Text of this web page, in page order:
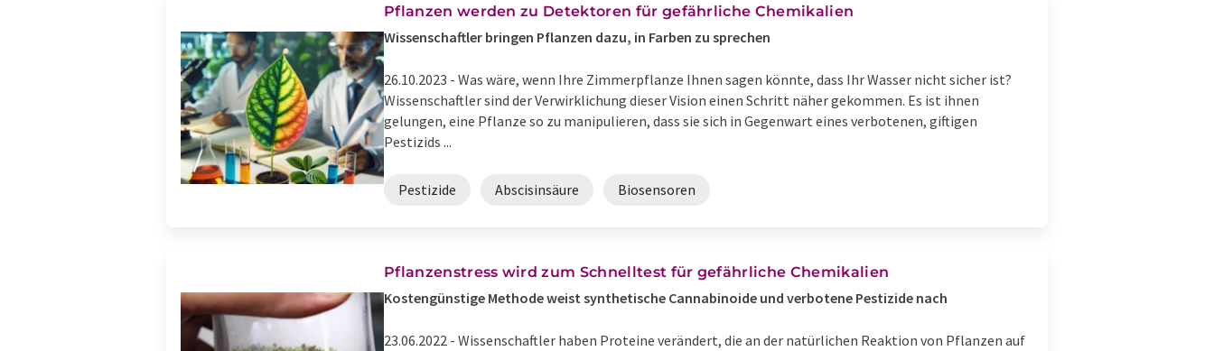
Pflanzen werden zu Detektoren für gefährliche Chemikalien
Wissenschaftler bringen Pflanzen dazu, in Farben zu sprechen
26.10.2023 - Was wäre, wenn Ihre Zimmerpflanze Ihnen sagen könnte, dass Ihr Wasser nicht sicher ist?
Wissenschaftler sind der Verwirklichung dieser Vision einen Schritt näher gekommen. Es ist ihnen
gelungen, eine Pflanze so zu manipulieren, dass sie sich in Gegenwart eines verbotenen, giftigen
Pestizids ...
Pestizide Abscisinsäure Biosensoren
Pflanzenstress wird zum Schnelltest für gefährliche Chemikalien
Kostengünstige Methode weist synthetische Cannabinoide und verbotene Pestizide nach
23.06.2022 - Wissenschaftler haben Proteine verändert, die an der natürlichen Reaktion von Pflanzen auf